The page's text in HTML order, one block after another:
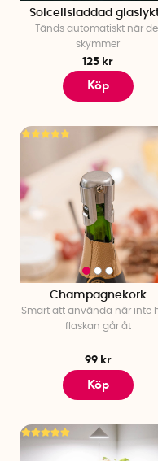
Solcellsladdad
Tänds automatiskt när
skymmer
125 kr
Köp
Champagnekork
Smart att använda när inte
flaskan går åt
99 kr
Köp